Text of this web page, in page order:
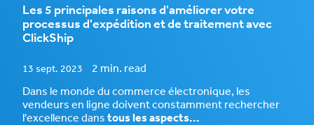
Les 5 principales raisons d'améliorer votre
processus d'expédition et de traitement avec
ClickShip
13 sept. 2023
2 min. read
Dans le monde du commerce électronique, les
vendeurs en ligne doivent constamment rechercher
l'excellence dans tous les aspects...